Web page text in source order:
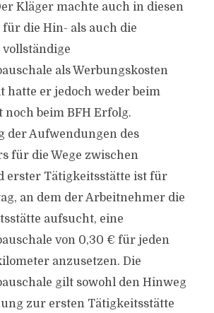
Kläger machte auch in diesen
die Hin- als auch die
als Werbungskosten
hatte er jedoch weder beim
beim BFH Erfolg.
der Aufwendungen des
für die Wege zwischen
erster Tätigkeitsstätte ist für
an dem der Arbeitnehmer die
aufsucht, eine
von 0,30 € für jeden
anzusetzen. Die
gilt sowohl den Hinweg
zur ersten Tätigkeitsstätte